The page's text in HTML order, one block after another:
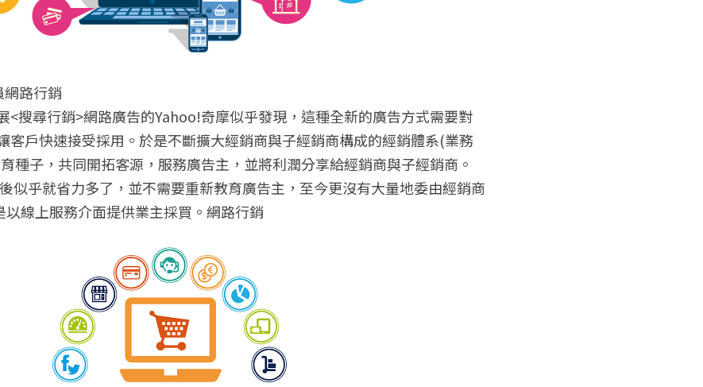
網路行銷
<搜尋行銷>網路廣告的Yahoo!奇摩似乎發現，這種全新的廣告方式需要對
客戶快速接受採用。於是不斷擴大經銷商與子經銷商構成的經銷體系(業務
種子，共同開拓客源，服務廣告主，並將利潤分享給經銷商與子經銷商。
似乎就省力多了，並不需要重新教育廣告主，至今更沒有大量地委由經銷商
線上服務介面提供業主採買。網路行銷